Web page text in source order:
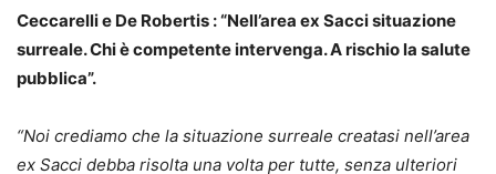
Ceccarelli e De Robertis : “Nell’area ex Sacci situazione
surreale. Chi è competente intervenga. A rischio la salute
pubblica”.
“Noi crediamo che la situazione surreale creatasi nell’area
ex Sacci debba risolta una volta per tutte, senza ulteriori